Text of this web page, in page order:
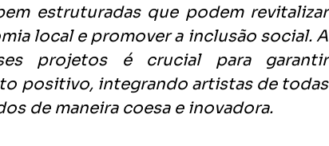
estruturadas que podem revitalizar
local e promover a inclusão social. A
projetos é crucial para garantir
positivo, integrando artistas de todas
de maneira coesa e inovadora.